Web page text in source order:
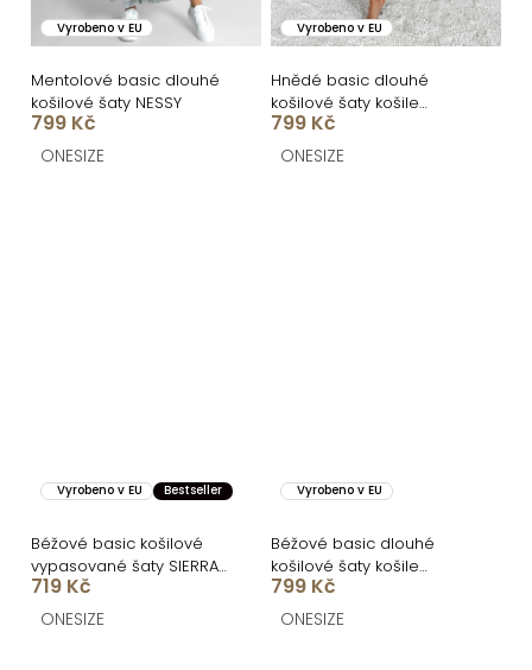
Vyrobeno v EU
Mentolové basic dlouhé
košilové šaty NESSY
799 Kč
ONESIZE
Vyrobeno v EU
Hnědé basic dlouhé
košilové šaty košile
NESSY
799 Kč
ONESIZE
Vyrobeno v EU Bestseller
Béžové basic košilové
vypasované šaty SIERRA
95% bavlna
719 Kč
ONESIZE
Vyrobeno v EU
Béžové basic dlouhé
košilové šaty košile
NESSY
799 Kč
ONESIZE